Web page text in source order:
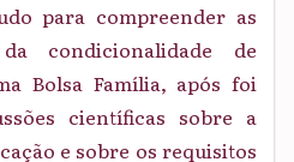
para compreender as
condicionalidade de
Bolsa Família, após foi
científicas sobre a
e sobre os requisitos